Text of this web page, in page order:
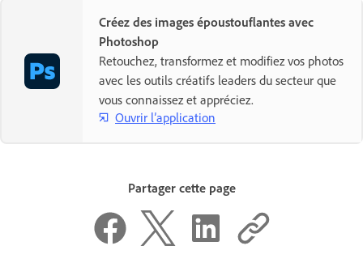
Créez des images époustouflantes avec
Photoshop
Retouchez, transformez et modifiez vos photos
avec les outils créatifs leaders du secteur que
vous connaissez et appréciez.
Ouvrir l’application
Partager cette page